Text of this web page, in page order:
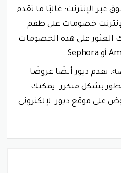
عبر الإنترنت: غالبًا ما تقدم
خصومات على طقم
العثور على هذه الخصومات
تقدم ديور أيضًا عروضًا
بشكل متكرر. يمكنك
على موقع ديور الإلكتروني